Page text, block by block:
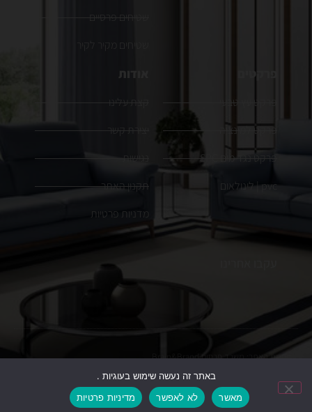
שטיחים פרסיים
שטיחים מקיר לקיר
פרקטים
פרקט עץ טבעי
פרקט למינציה
פרקט נגד מים SPC
pvc | לינולאום
אודות
קצת עלינו
יצירת קשר
נגישות
תקנון האתר
מדניות פרטיות
הקמת האתר:משרד פרסוםBrain&Brand
באתר זה נעשה שימוש בעוגיות .
מאשר
לא לאפשר מדיניות פרטיות